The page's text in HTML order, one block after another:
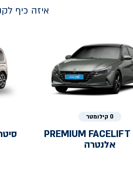
איזה כיף
0 קילומטר
PREMIUM FACELIFT
אלנטרה